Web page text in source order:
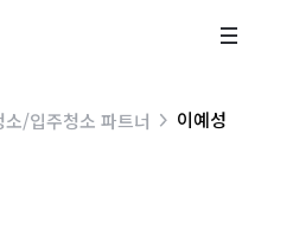
소/입주청소 파트너 이예성